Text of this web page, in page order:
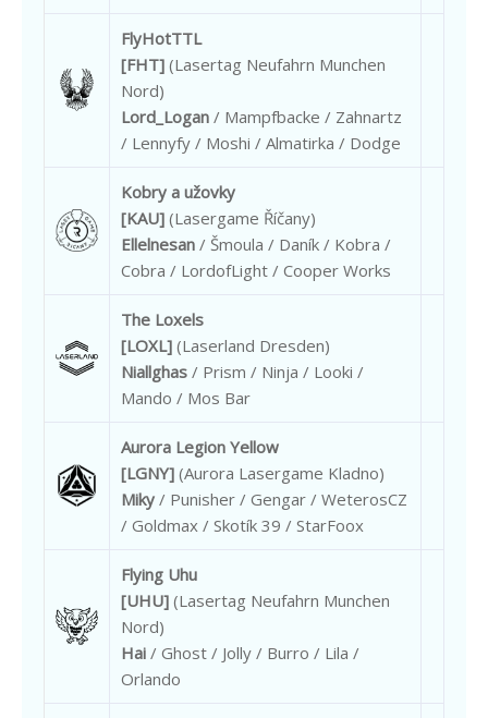
FlyHotTTL
[FHT] (Lasertag Neufahrn Munchen
Nord)
Lord_Logan / Mampfbacke / Zahnartz
/ Lennyfy / Moshi / Almatirka / Dodge
Kobry a užovky
[KAU] (Lasergame Říčany)
Ellelnesan / Šmoula / Daník / Kobra /
Cobra / LordofLight / Cooper Works
The Loxels
[LOXL] (Laserland Dresden)
Niallghas / Prism / Ninja / Looki /
Mando / Mos Bar
Aurora Legion Yellow
[LGNY] (Aurora Lasergame Kladno)
Miky / Punisher / Gengar / WeterosCZ
/ Goldmax / Skotík 39 / StarFoox
Flying Uhu
[UHU] (Lasertag Neufahrn Munchen
Nord)
Hai / Ghost / Jolly / Burro / Lila /
Orlando